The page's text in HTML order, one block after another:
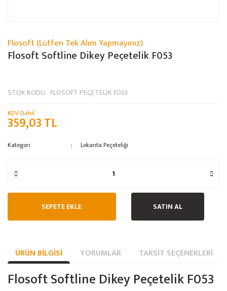
Flosoft (Lütfen Tek Alım Yapmayınız)
Flosoft Softline Dikey Peçetelik F053
STOK KODU FLOSOFT PEÇETELİK F053
KDV Dahil
359,03 TL
Kategori Lokanta Peçeteliği
SEPETE EKLE SATIN AL
ÜRÜN BILGISI YORUMLAR TAKSIT SEÇENEKLERI
Flosoft Softline Dikey Peçetelik F053